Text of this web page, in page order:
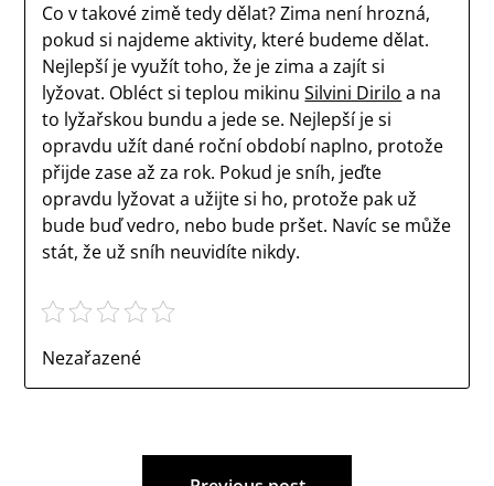
Co v takové zimě tedy dělat? Zima není hrozná,
pokud si najdeme aktivity, které budeme dělat.
Nejlepší je využít toho, že je zima a zajít si
lyžovat. Obléct si teplou mikinuSilvini Dirilo a na
to lyžařskou bundu a jede se. Nejlepší je si
opravdu užít dané roční období naplno, protože
přijde zase až za rok. Pokud je sníh, jeďte
opravdu lyžovat a užijte si ho, protože pak už
bude buď vedro, nebo bude pršet. Navíc se může
stát, že už sníh neuvidíte nikdy.
Nezařazené